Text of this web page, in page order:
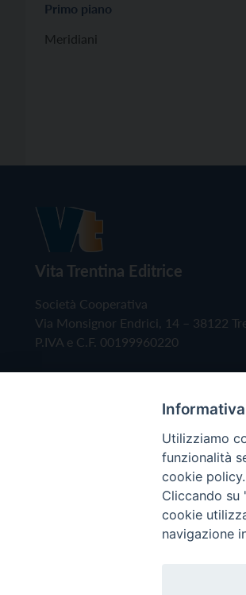
Primo piano
Meridiani
Vita Trentina Editrice
Società Cooperativa
Via Monsignor Endrici, 14 – 38122
P.IVA e C.F. 00199960220
Copyright © 2019 - Tutti i
Informativa
Utilizziamo
funzionalità
cookie policy.
Cliccando su
cookie
navigazione